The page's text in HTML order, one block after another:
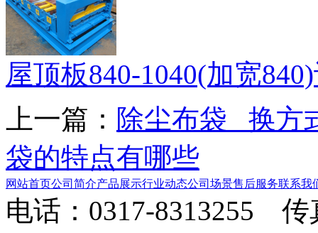
屋顶板840-1040(加宽
上一篇： 除尘布袋 换方
袋的特点有哪些
网站首页公司简介产品展示行业动态公司场景售后服务联系我
电话：0317-8313255